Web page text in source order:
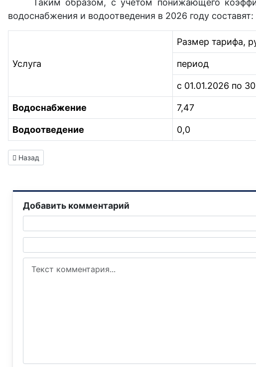
Таким образом, с учетом понижающего
водоснабжения и водоотведения в 2026 году составят:
Услуга
Размер тарифа,
период
с 01.01.2026 по
Водоснабжение 7,47
Водоотведение 0,0
Предыдущий: «Горловка.Сегодня» — первое СМИ Горловки,
Назад
Добавить комментарий